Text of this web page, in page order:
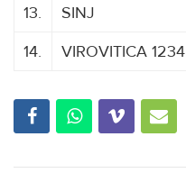
13.
SINJ
14.
VIROVITICA 1234